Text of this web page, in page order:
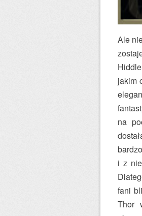
Ale
jakim
na
i z
fani
Thor